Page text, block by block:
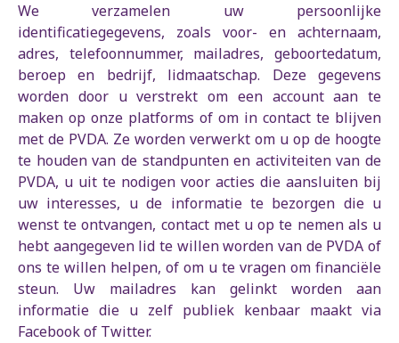
We verzamelen uw persoonlijke
identificatiegegevens, zoals voor- en achternaam,
adres, telefoonnummer, mailadres, geboortedatum,
beroep en bedrijf, lidmaatschap. Deze gegevens
worden door u verstrekt om een account aan te
maken op onze platforms of om in contact te blijven
met de PVDA. Ze worden verwerkt om u op de hoogte
te houden van de standpunten en activiteiten van de
PVDA, u uit te nodigen voor acties die aansluiten bij
uw interesses, u de informatie te bezorgen die u
wenst te ontvangen, contact met u op te nemen als u
hebt aangegeven lid te willen worden van de PVDA of
ons te willen helpen, of om u te vragen om financiële
steun. Uw mailadres kan gelinkt worden aan
informatie die u zelf publiek kenbaar maakt via
Facebook of Twitter.